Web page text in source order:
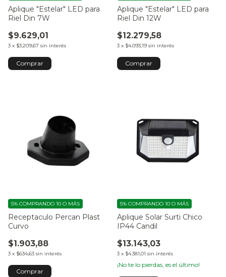
Aplique "Estelar" LED para
Riel Din 7W
$9.629,01
3 x $3.209,67 sin interés
Aplique "Estelar" LED para
Riel Din 12W
$12.279,58
3 x $4.093,19 sin interés
Receptaculo Percan Plast
Curvo
$1.903,88
3 x $634,63 sin interés
5% COMPRANDO 10 O MÁS
Comprar
Aplique Solar Surti Chico
IP44 Candil
$13.143,03
3 x $4.381,01 sin interés
5% COMPRANDO 10 O MÁS
¡No te lo pierdas, es el último!